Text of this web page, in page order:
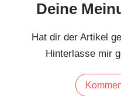
Deine
Hat dir der Artikel
Hinterlasse mir